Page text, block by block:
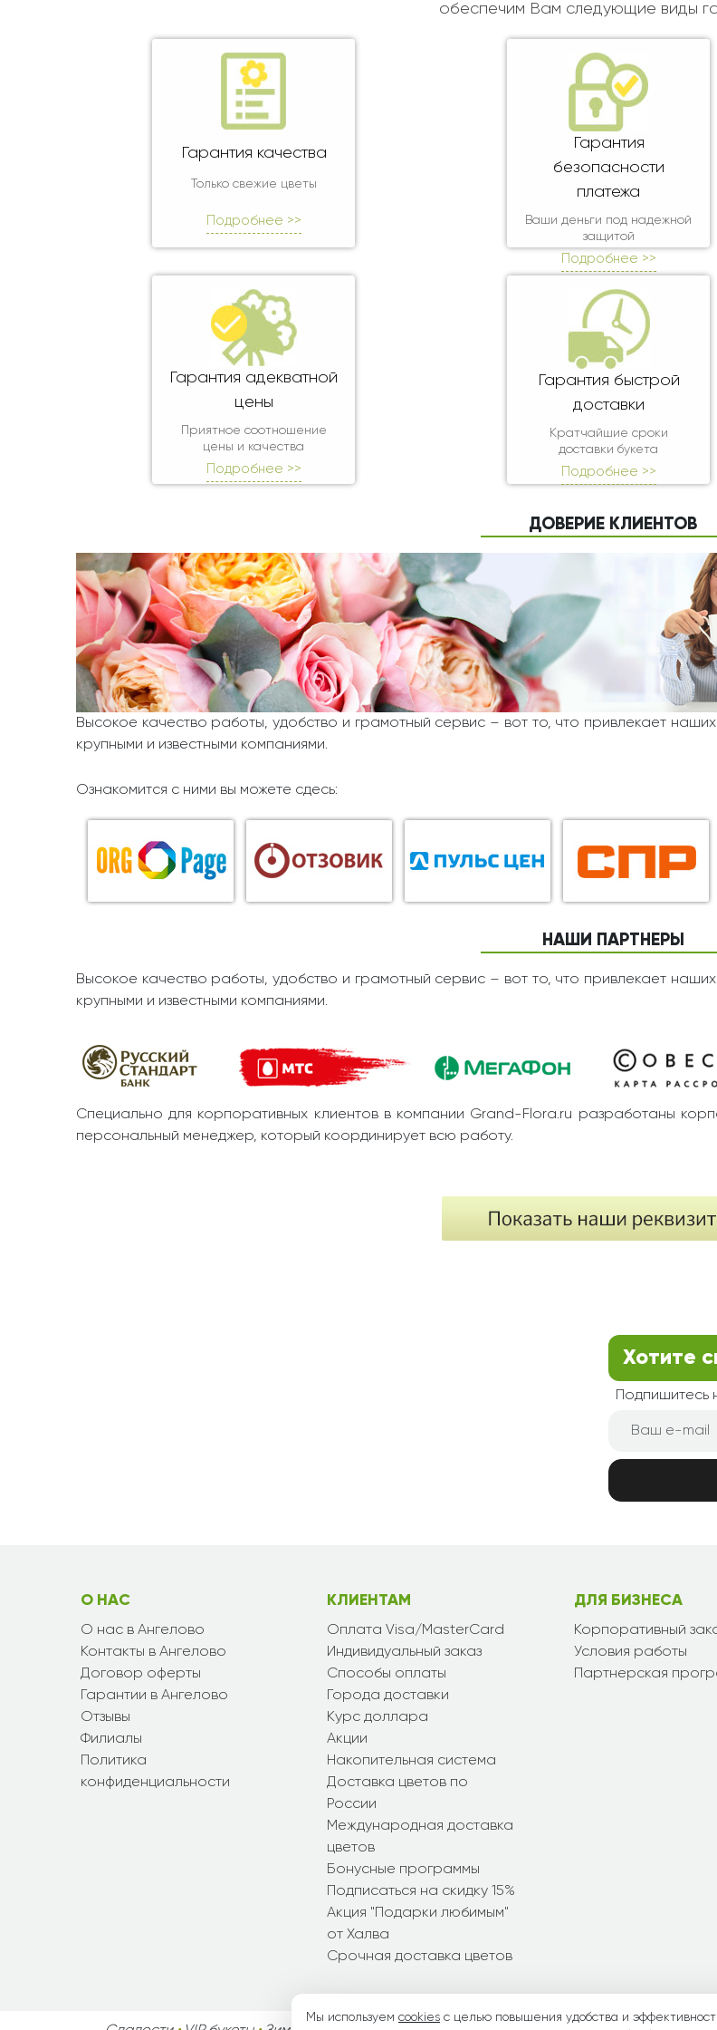
Сердца из роз
Разноцветные
Эксклюзивные букеты
Хризантемы
Эустома
Сестре
Брату
Врачу
Коллеге
Бабушке
обеспечим Вам следующие виды
Гарантия качества
Только свежие цветы
Подробнее >>
Гарантия
безопасности
платежа
Ваши деньги под надежной
защитой
Подробнее >>
Гарантия адекватной
цены
Приятное соотношение
цены и качества
Подробнее >>
Гарантия быстрой
доставки
Кратчайшие сроки
доставки букета
Подробнее >>
ДОВЕРИЕ КЛИЕНТОВ
Высокое качество работы, удобство и грамотный сервис – вот то, что привлекает
крупными и известными компаниями.
Ознакомится с ними вы можете сдесь:
НАШИ ПАРТНЕРЫ
Высокое качество работы, удобство и грамотный сервис – вот то, что привлекает
крупными и известными компаниями.
Специально для корпоративных клиентов в компании Grand-Flora.ru разработаны
персональный менеджер, который координирует всю работу.
Хотите
Подпишитесь
О НАС
О нас в Ангелово
Контакты в Ангелово
Договор оферты
Гарантии в Ангелово
Отзывы
Филиалы
Политика
конфиденциальности
КЛИЕНТАМ
Оплата Visa/MasterCard
Индивидуальный заказ
Способы оплаты
Города доставки
Курс доллара
Акции
Накопительная система
Доставка цветов по
России
Международная доставка
цветов
Бонусные программы
Подписаться на скидку 15%
Акция "Подарки любимым"
от Халва
Срочная доставка цветов
ДЛЯ БИЗНЕСА
Корпоративный
Условия работы
Партнерская
Мы используем cookies с целью повышения удобства и